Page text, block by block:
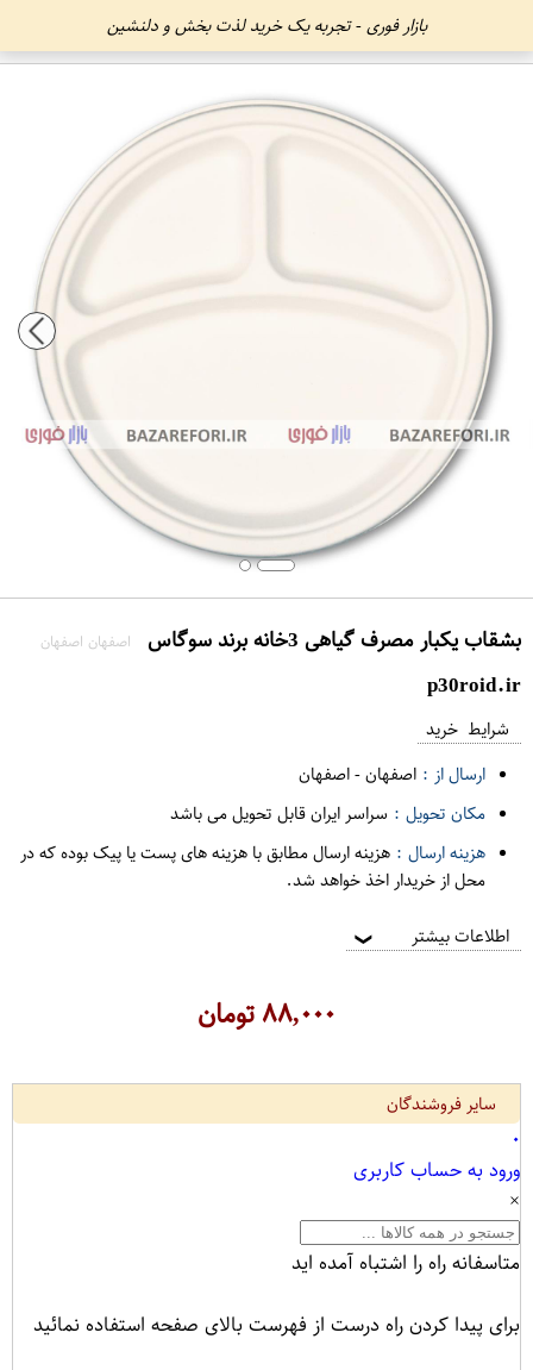
بازار فوری - تجربه یک خرید لذت بخش و دلنشین
بشقاب یکبار مصرف گیاهی 3خانه برند سوگاس اصفهان اصفهان
p30roid.ir
شرایط خرید
ارسال از : اصفهان-اصفهان
مکان تحویل : سراسر ایران قابل تحویل می باشد
هزینه ارسال : هزینه ارسال مطابق با هزینه های پست یا پیک بوده که در
محل از خریدار اخذ خواهد شد.
اطلاعات بیشتر ❯
۸۸,۰۰۰تومان
سایر فروشندگان
۰
ورود به حساب کاربری
×
متاسفانه راه را اشتباه آمده اید
برای پیدا کردن راه درست از فهرست بالای صفحه استفاده نمائید